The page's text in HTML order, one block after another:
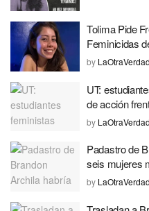
Tolima Pide
Feminicidas
by LaOtraVerdad
UT:
de acción
by LaOtraVerdad
Padastro de
seis mujeres
by LaOtraVerdad